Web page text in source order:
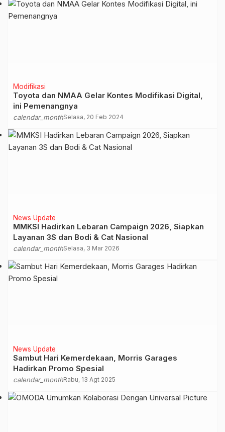
Modifikasi
Toyota dan NMAA Gelar Kontes Modifikasi Digital,
ini Pemenangnya
calendar_monthSelasa, 20 Feb 2024
News Update
MMKSI Hadirkan Lebaran Campaign 2026, Siapkan
Layanan 3S dan Bodi & Cat Nasional
calendar_monthSelasa, 3 Mar 2026
News Update
Sambut Hari Kemerdekaan, Morris Garages
Hadirkan Promo Spesial
calendar_monthRabu, 13 Agt 2025